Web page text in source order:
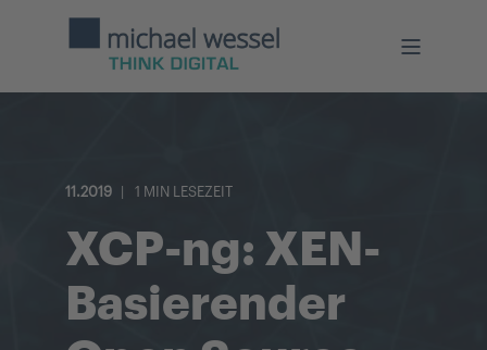
11.2019 1 MIN LESEZEIT
XCP-ng: XEN-
Basierender